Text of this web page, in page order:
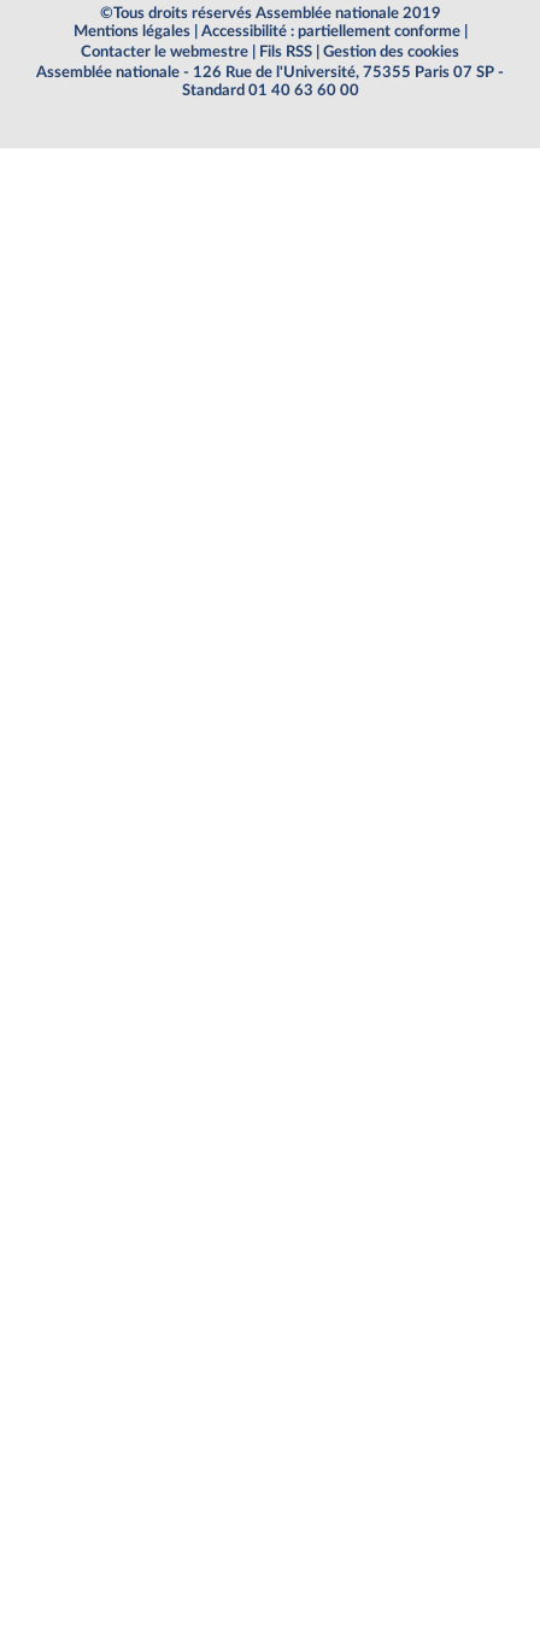
©Tous droits réservés Assemblée nationale 2019
Mentions légales
Accessibilité : partiellement conforme
Contacter le webmestre
Fils RSS
Gestion des cookies
Assemblée nationale - 126 Rue de l'Université, 75355 Paris 07 SP -
Standard 01 40 63 60 00